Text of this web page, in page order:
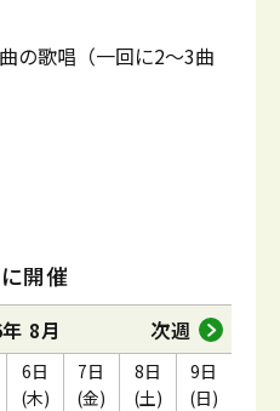
歌唱（一回に2～3曲
開催
8月 次週
6日
(木)
7日
(金)
8日
(土)
9日
(日)